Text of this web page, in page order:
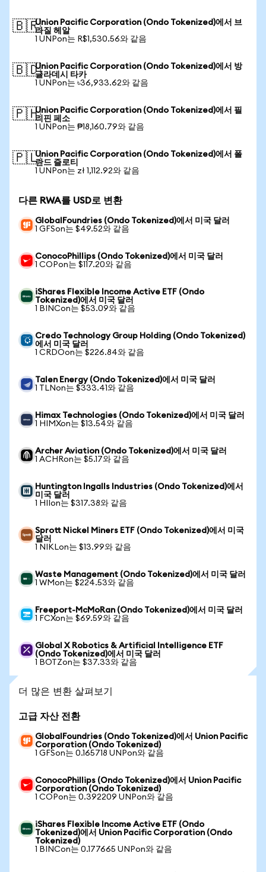
🇧🇷Union Pacific Corporation (Ondo Tokenized)에서 브
라질 헤알
1 UNPon는 R$1,530.56와 같음
🇧🇩Union Pacific Corporation (Ondo Tokenized)에서 방
글라데시 타카
1 UNPon는 ৳36,933.62와 같음
🇵🇭Union Pacific Corporation (Ondo Tokenized)에서 필
리핀 페소
1 UNPon는 ₱18,160.79와 같음
🇵🇱Union Pacific Corporation (Ondo Tokenized)에서 폴
란드 즐로티
1 UNPon는 zł 1,112.92와 같음
다른 RWA를 USD로 변환
GlobalFoundries (Ondo Tokenized)에서 미국 달러
1 GFSon는 $49.52와 같음
ConocoPhillips (Ondo Tokenized)에서 미국 달러
1 COPon는 $117.20와 같음
iShares Flexible Income Active ETF (Ondo
Tokenized)에서 미국 달러
1 BINCon는 $53.09와 같음
Credo Technology Group Holding (Ondo Tokenized)
에서 미국 달러
1 CRDOon는 $226.84와 같음
Talen Energy (Ondo Tokenized)에서 미국 달러
1 TLNon는 $333.41와 같음
Himax Technologies (Ondo Tokenized)에서 미국 달러
1 HIMXon는 $13.54와 같음
Archer Aviation (Ondo Tokenized)에서 미국 달러
1 ACHRon는 $5.17와 같음
Huntington Ingalls Industries (Ondo Tokenized)에서
미국 달러
1 HIIon는 $317.38와 같음
Sprott Nickel Miners ETF (Ondo Tokenized)에서 미국
달러
1 NIKLon는 $13.99와 같음
Waste Management (Ondo Tokenized)에서 미국 달러
1 WMon는 $224.53와 같음
Freeport-McMoRan (Ondo Tokenized)에서 미국 달러
1 FCXon는 $69.59와 같음
Global X Robotics & Artificial Intelligence ETF
(Ondo Tokenized)에서 미국 달러
1 BOTZon는 $37.33와 같음
더 많은 변환 살펴보기
고급 자산 전환
GlobalFoundries (Ondo Tokenized)에서 Union Pacific
Corporation (Ondo Tokenized)
1 GFSon는 0.165718 UNPon와 같음
ConocoPhillips (Ondo Tokenized)에서 Union Pacific
Corporation (Ondo Tokenized)
1 COPon는 0.392209 UNPon와 같음
iShares Flexible Income Active ETF (Ondo
Tokenized)에서 Union Pacific Corporation (Ondo
Tokenized)
1 BINCon는 0.177665 UNPon와 같음